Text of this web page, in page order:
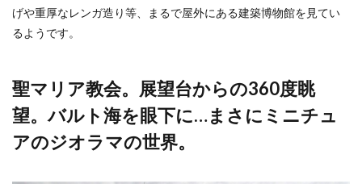
げや重厚なレンガ造り等、まるで屋外にある建築博物館を見てい
るようです。
聖マリア教会。展望台からの360度眺
望。バルト海を眼下に…まさにミニチュ
アのジオラマの世界。